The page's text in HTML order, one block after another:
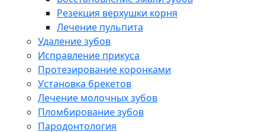
Резекция верхушки корня
Лечение пульпита
Удаление зубов
Исправление прикуса
Протезирование коронками
Установка брекетов
Лечение молочных зубов
Пломбирование зубов
Пародонтология